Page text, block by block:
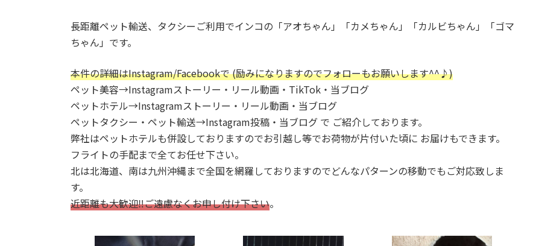
長距離ペット輸送、タクシーご利用でインコの「アオちゃん」「カメちゃん」「カルビちゃん」「ゴマ
ちゃん」です。
本件の詳細はInstagram/Facebookで (励みになりますのでフォローもお願いします^^♪)
ペット美容→Instagramストーリー・リール動画・TikTok・当ブログ
ペットホテル→Instagramストーリー・リール動画・当ブログ
ペットタクシー・ペット輸送→Instagram投稿・当ブログ で ご紹介しております。
弊社はペットホテルも併設しておりますのでお引越し等でお荷物が片付いた頃に お届けもできます。
フライトの手配まで全てお任せ下さい。
北は北海道、南は九州沖縄まで全国を網羅しておりますのでどんなパターンの移動でもご対応致しま
す。
近距離も大歓迎‼ご遠慮なくお申し付け下さい。